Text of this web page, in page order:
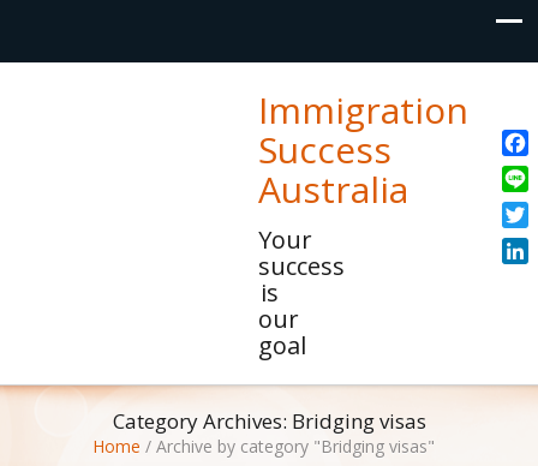
Immigration
Success
Australia
Your
success
is
our
goal
Category Archives: Bridging visas
Home / Archive by category "Bridging visas"
Line